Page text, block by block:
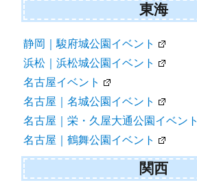
東海
静岡｜駿府城公園イベント
浜松｜浜松城公園イベント
名古屋イベント
名古屋｜名城公園イベント
名古屋｜栄・久屋大通公園イベント
名古屋｜鶴舞公園イベント
関西